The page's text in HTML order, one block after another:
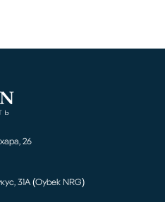
26
31А (Oybek NRG)